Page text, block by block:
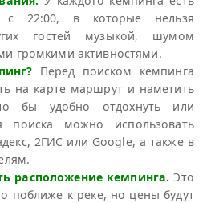
с 22:00, в которые нельзя
гостей музыкой, шумом
громкими активностями.
Перед поиском кемпинга
на карте маршрут и наметить
бы удобно отдохнуть или
поиска можно использовать
2ГИС или Google, а также в
расположение кемпинга. Это
поближе к реке, но цены будут